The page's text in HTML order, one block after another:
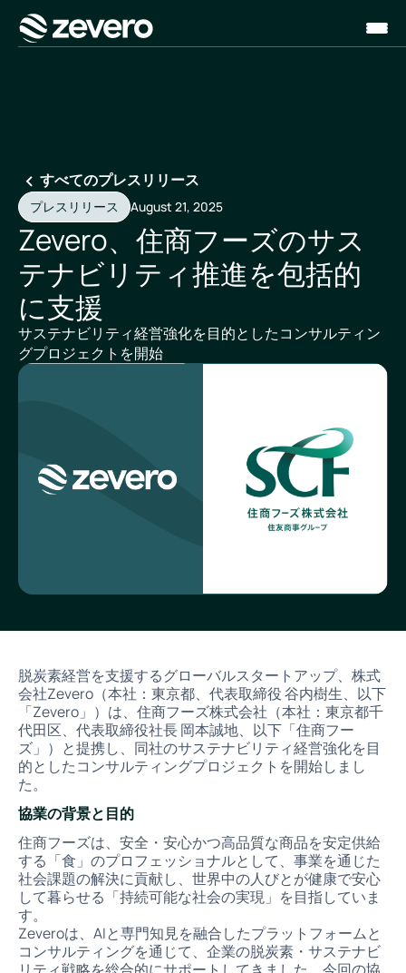
ホーム
すべてのプレスリリース
プレスリリース August 21, 2025
Zevero、住商フーズのサス
テナビリティ推進を包括的
に支援
サステナビリティ経営強化を目的としたコンサルティン
グプロジェクトを開始
脱炭素経営を支援するグローバルスタートアップ、株式
会社Zevero（本社：東京都、代表取締役 谷内樹生、以下
「Zevero」）は、住商フーズ株式会社（本社：東京都千
代田区、代表取締役社長 岡本誠地、以下「住商フー
ズ」）と提携し、同社のサステナビリティ経営強化を目
的としたコンサルティングプロジェクトを開始しまし
た。
協業の背景と目的
住商フーズは、安全・安心かつ高品質な商品を安定供給
する「食」のプロフェッショナルとして、事業を通じた
社会課題の解決に貢献し、世界中の人びとが健康で安心
して暮らせる「持続可能な社会の実現」を目指していま
す。
Zeveroは、AIと専門知見を融合したプラットフォームと
コンサルティングを通じて、企業の脱炭素・サステナビ